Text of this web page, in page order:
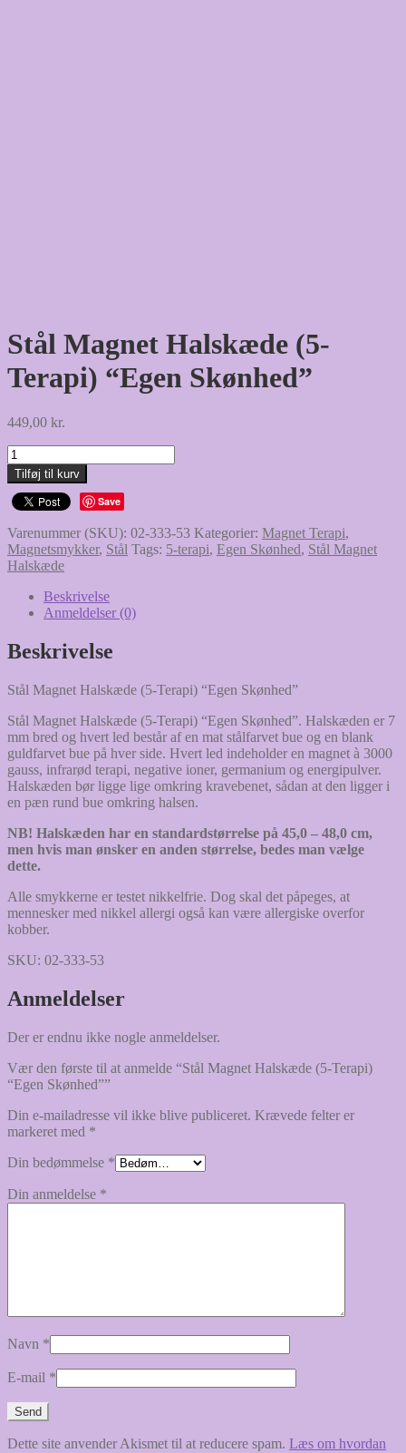
Stål Magnet Halskæde (5-
Terapi) “Egen Skønhed”
449,00 kr.
Stål
Magnet
Halskæde
(5-
"Egen
Skønhed"
antal
Tilføj til kurv
Save
Varenummer (SKU): 02-333-53 Kategorier: Magnet Terapi,
Magnetsmykker, Stål Tags: 5-terapi, Egen Skønhed, Stål Magnet
Halskæde
Beskrivelse
Anmeldelser (0)
Beskrivelse
Stål Magnet Halskæde (5-Terapi) “Egen Skønhed”
Stål Magnet Halskæde (5-Terapi) “Egen Skønhed”. Halskæden er 7
mm bred og hvert led består af en mat stålfarvet bue og en blank
guldfarvet bue på hver side. Hvert led indeholder en magnet à 3000
gauss, infrarød terapi, negative ioner, germanium og energipulver.
Halskæden bør ligge lige omkring kravebenet, sådan at den ligger i
en pæn rund bue omkring halsen.
NB! Halskæden har en standardstørrelse på 45,0 – 48,0 cm,
men hvis man ønsker en anden størrelse, bedes man vælge
dette.
Alle smykkerne er testet nikkelfrie. Dog skal det påpeges, at
mennesker med nikkel allergi også kan være allergiske overfor
kobber.
SKU: 02-333-53
Anmeldelser
Der er endnu ikke nogle anmeldelser.
Vær den første til at anmelde “Stål Magnet Halskæde (5-Terapi)
“Egen Skønhed””
Din e-mailadresse vil ikke blive publiceret. Krævede felter er
markeret med *
Din bedømmelse *
Din anmeldelse *
Navn *
E-mail *
Dette site anvender Akismet til at reducere spam. Læs om hvordan